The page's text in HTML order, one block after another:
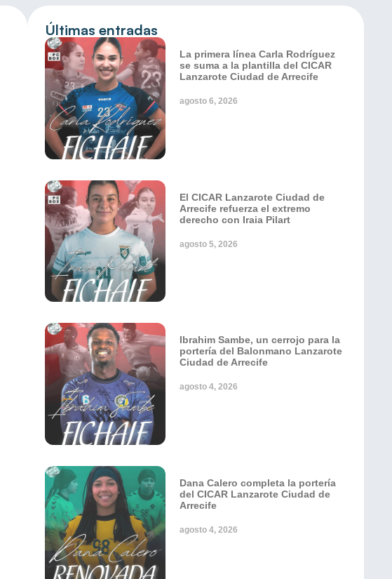
Últimas entradas
La primera línea Carla Rodríguez
se suma a la plantilla del CICAR
Lanzarote Ciudad de Arrecife
agosto 6, 2026
El CICAR Lanzarote Ciudad de
Arrecife refuerza el extremo
derecho con Iraia Pilart
agosto 5, 2026
Ibrahim Sambe, un cerrojo para la
portería del Balonmano Lanzarote
Ciudad de Arrecife
agosto 4, 2026
Dana Calero completa la portería
del CICAR Lanzarote Ciudad de
Arrecife
agosto 4, 2026